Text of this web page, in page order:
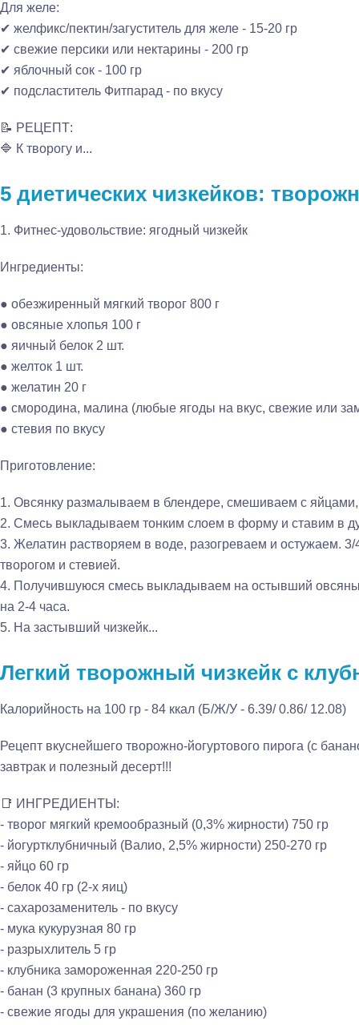
Для желе:
✔ желфикс/пектин/загуститель для желе - 15-20 гр
✔ свежие персики или нектарины - 200 гр
✔ яблочный сок - 100 гр
✔ подсластитель Фитпарад - по вкусу
📝 РЕЦЕПТ:
🔷 К творогу и...
5 диетических чизкейков:
1. Фитнес-удовольствие: ягодный чизкейк
Ингредиенты:
● обезжиренный мягкий творог 800 г
● овсяные хлопья 100 г
● яичный белок 2 шт.
● желток 1 шт.
● желатин 20 г
● смородина, малина (любые ягоды на вкус, свежие или
● стевия по вкусу
Приготовление:
1. Овсянку размалываем в блендере, смешиваем с
2. Смесь выкладываем тонким слоем в форму и ставим в
3. Желатин растворяем в воде, разогреваем и остужаем.
творогом и стевией.
4. Получившуюся смесь выкладываем на остывший
на 2-4 часа.
5. На застывший чизкейк...
Легкий творожный чизкейк с
Калорийность на 100 гр - 84 ккал (Б/Ж/У - 6.39/ 0.86/ 12.08)
Рецепт вкуснейшего творожно-йогуртового пирога (с
завтрак и полезный десерт!!!
📑 ИНГРЕДИЕНТЫ:
- творог мягкий кремообразный (0,3% жирности) 750 гр
- йогуртклубничный (Валио, 2,5% жирности) 250-270 гр
- яйцо 60 гр
- белок 40 гр (2-х яиц)
- сахарозаменитель - по вкусу
- мука кукурузная 80 гр
- разрыхлитель 5 гр
- клубника замороженная 220-250 гр
- банан (3 крупных банана) 360 гр
- свежие ягоды для украшения (по желанию)